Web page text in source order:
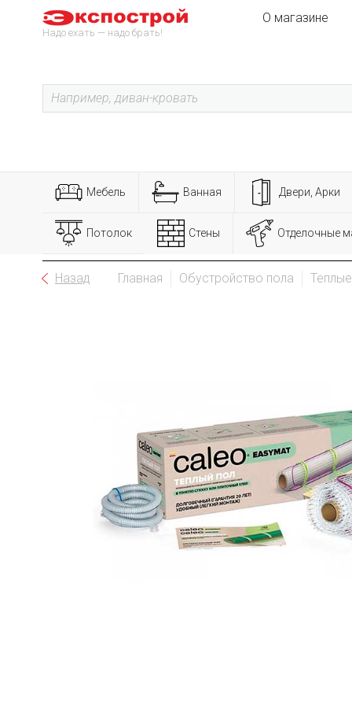
Надо ехать — надо брать!
О магазине
Мебель Ванная Двери, Арки
Потолок Стены Отделочные
Назад Главная Обустройство пола